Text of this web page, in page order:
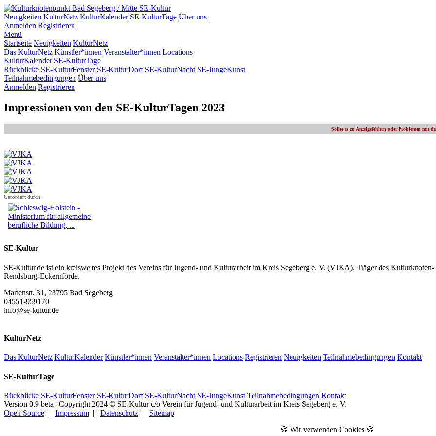
SE-Kultur
Neuigkeiten KulturNetz KulturKalender SE-KulturTage Über uns
Anmelden Registrieren
Menü
Startseite Neuigkeiten KulturNetz
Das KulturNetz Künstler*innen Veranstalter*innen Locations
KulturKalender SE-KulturTage
Rückblicke SE-KulturFenster SE-KulturDorf SE-KulturNacht SE-JungeKunst
Teilnahmebedingungen Über uns
Anmelden Registrieren
Impressionen von den SE-KulturTagen 2023
Sollte es zu Anzeigefehlern oder Problemen mit
Gefördert durch
SE-Kultur
SE-Kultur.de ist ein kreisweites Projekt des Vereins für Jugend- und Kulturarbeit im Kreis Segeberg e. V. (VJKA). Träger des
Rendsburg-Eckernförde.
Marienstr. 31, 23795 Bad Segeberg
04551-959170
info@se-kultur.de
KulturNetz
Das KulturNetz KulturKalender Künstler*innen Veranstalter*innen Locations Registrieren Neuigkeiten Teilnahmebedingungen Kontakt
SE-KulturTage
Rückblicke SE-KulturFenster SE-KulturDorf SE-KulturNacht SE-JungeKunst Teilnahmebedingungen Kontakt
Version 0.9 beta | Copyright 2024 © SE-Kultur c/o Verein für Jugend- und Kulturarbeit im Kreis Segeberg e. V.
Open Source | Impressum | Datenschutz | Sitemap
🍪 Wir verwenden Cookies 🍪